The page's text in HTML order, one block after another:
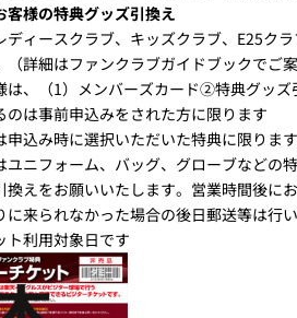
客様の特典グッズ引換え
ディースクラブ、キッズクラブ、E25ク
詳細はファンクラブガイドブックでご案
は、（1）メンバーズカード②特典グッ
は事前申込みをされた方に限ります
込み時に選択いただいた特典に限りま
ニフォーム、バッグ、グローブなどの
えをお願いいたします。営業時間後に
来られなかった場合の後日郵送等は行
利用対象日です